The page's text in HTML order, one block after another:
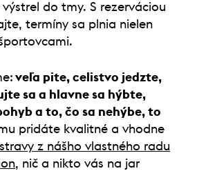
do tmy. S rezerváciou
termíny sa plnia nielen
veľa pite, celistvo jedzte,
sa a hlavne sa hýbte,
a to, čo sa nehýbe, to
pridáte kvalitné a vhodne
z nášho vlastného radu
, nič a nikto vás na jar